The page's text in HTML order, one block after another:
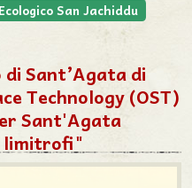
San Jachiddu
Sant’Agata di
Technology (OST)
Sant'Agata
limitrofi"